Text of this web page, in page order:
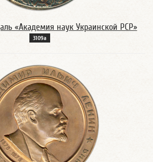
«Академия наук Украинской РСР»
3109а